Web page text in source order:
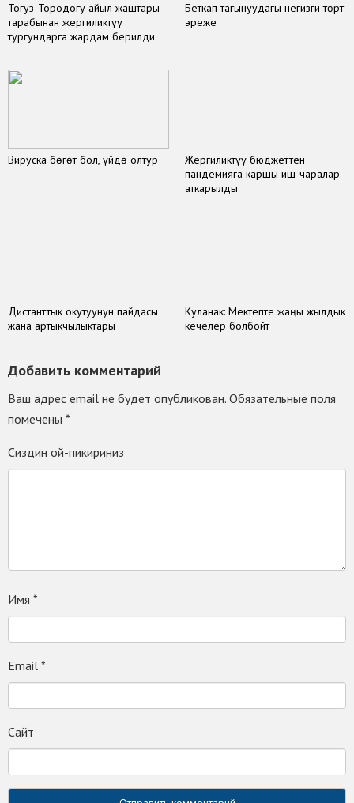
Тогуз-Тородогу айыл жаштары
тарабынан жергиликтүү
тургундарга жардам берилди
Беткап тагынуудагы негизги төрт
эреже
Вируска бөгөт бол, үйдө олтур
Жергиликтүү бюджеттен
пандемияга каршы иш-чаралар
аткарылды
Дистанттык окутуунун пайдасы
жана артыкчылыктары
Куланак: Мектепте жаңы жылдык
кечелер болбойт
Добавить комментарий
Ваш адрес email не будет опубликован. Обязательные поля
помечены *
Сиздин ой-пикириниз
Имя *
Email *
Сайт